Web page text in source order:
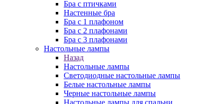
Бра с птичками
Настенные бра
Бра с 1 плафоном
Бра с 2 плафонами
Бра с 3 плафонами
Настольные лампы
Назад
Настольные лампы
Светодиодные настольные лампы
Белые настольные лампы
Черные настольные лампы
Настольные лампы для спальни